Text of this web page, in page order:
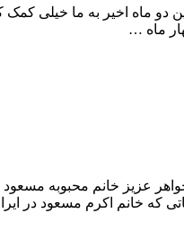
دو ماه اخیر به ما خیلی
ماه …
عزیز خانم محبوبه
که خانم اکرم مسعود در